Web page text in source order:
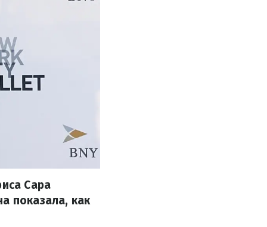
Сара
показала, как